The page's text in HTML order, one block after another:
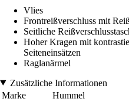
Vlies
Frontreißverschluss mit
Seitliche
Hoher Kragen mit
Seiteneinsätzen
Raglanärmel
Zusätzliche Informationen
Marke
Hummel